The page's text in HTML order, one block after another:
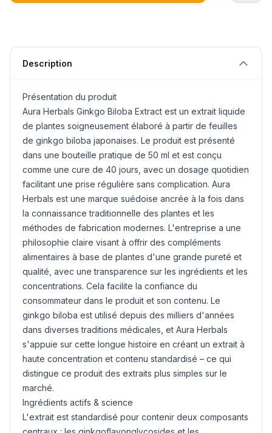
Description
Présentation du produit
Aura Herbals Ginkgo Biloba Extract est un extrait liquide
de plantes soigneusement élaboré à partir de feuilles
de ginkgo biloba japonaises. Le produit est présenté
dans une bouteille pratique de 50 ml et est conçu
comme une cure de 40 jours, avec un dosage quotidien
facilitant une prise régulière sans complication. Aura
Herbals est une marque suédoise ancrée à la fois dans
la connaissance traditionnelle des plantes et les
méthodes de fabrication modernes. L'entreprise a une
philosophie claire visant à offrir des compléments
alimentaires à base de plantes d'une grande pureté et
qualité, avec une transparence sur les ingrédients et les
concentrations. Cela facilite la confiance du
consommateur dans le produit et son contenu. Le
ginkgo biloba est utilisé depuis des milliers d'années
dans diverses traditions médicales, et Aura Herbals
s'appuie sur cette longue histoire en créant un extrait à
haute concentration et contenu standardisé – ce qui
distingue ce produit des extraits plus simples sur le
marché.
Ingrédients actifs & science
L'extrait est standardisé pour contenir deux composants